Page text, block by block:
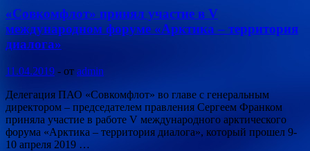
«Совкомфлот» принял участие в V
международном форуме «Арктика – территория
диалога»
11.04.2019 - от admin
Делегация ПАО «Совкомфлот» во главе с генеральным
директором – председателем правления Сергеем Франком
приняла участие в работе V международного арктического
форума «Арктика – территория диалога», который прошел 9-
10 апреля 2019 …